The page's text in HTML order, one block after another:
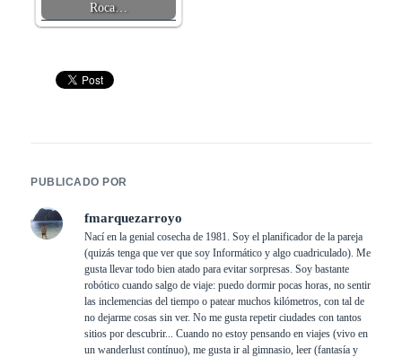
Roca…
PUBLICADO POR
fmarquezarroyo
Nací en la genial cosecha de 1981. Soy el planificador de la pareja
(quizás tenga que ver que soy Informático y algo cuadriculado). Me
gusta llevar todo bien atado para evitar sorpresas. Soy bastante
robótico cuando salgo de viaje: puedo dormir pocas horas, no sentir
las inclemencias del tiempo o patear muchos kilómetros, con tal de
no dejarme cosas sin ver. No me gusta repetir ciudades con tantos
sitios por descubrir... Cuando no estoy pensando en viajes (vivo en
un wanderlust contínuo), me gusta ir al gimnasio, leer (fantasía y